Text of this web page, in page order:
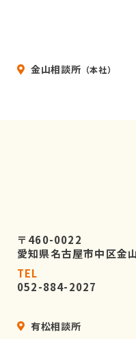
金山相談所 （本社）
〒460-0022
愛知県名古屋市中区金
TEL
052-884-2027
有松相談所